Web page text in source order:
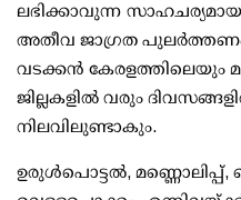
ലഭിക്കാവുന്ന
അതീവ ജാഗ്രത
വടക്കന്‍ കേരളത്തിലെയും
ജില്ലകളില്‍ വരും
നിലവിലുണ്ടാകും.
ഉരുള്‍പൊട്ടല്‍, മണ്ണൊലിപ്പ്,